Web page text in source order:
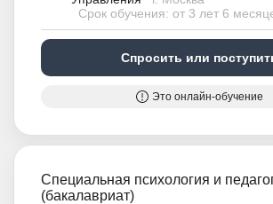
Срок обучения: от 3 лет 6
Спросить или
Это онлайн-обучение
Специальная психология и
(бакалавриат)